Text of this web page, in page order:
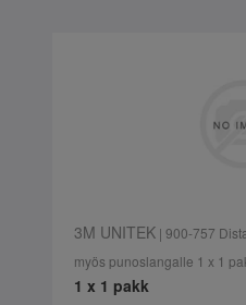
3M UNITEK| 900-757
myös punoslangalle 1 x 1
1 x 1 pakk